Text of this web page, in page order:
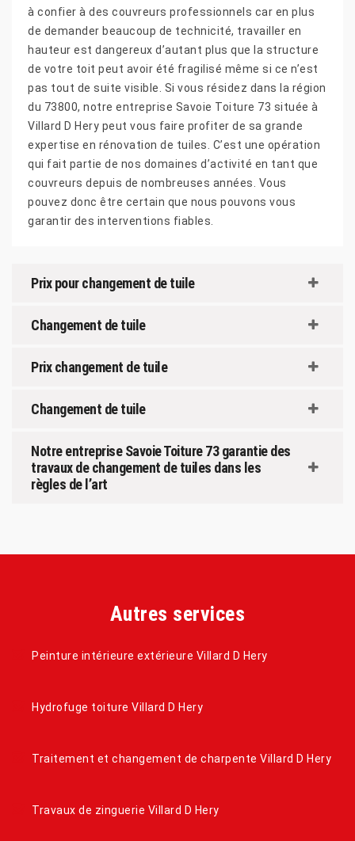
à confier à des couvreurs professionnels car en plus
de demander beaucoup de technicité, travailler en
hauteur est dangereux d’autant plus que la structure
de votre toit peut avoir été fragilisé même si ce n’est
pas tout de suite visible. Si vous résidez dans la région
du 73800, notre entreprise Savoie Toiture 73 située à
Villard D Hery peut vous faire profiter de sa grande
expertise en rénovation de tuiles. C’est une opération
qui fait partie de nos domaines d’activité en tant que
couvreurs depuis de nombreuses années. Vous
pouvez donc être certain que nous pouvons vous
garantir des interventions fiables.
Prix pour changement de tuile
Changement de tuile
Prix changement de tuile
Changement de tuile
Notre entreprise Savoie Toiture 73 garantie des
travaux de changement de tuiles dans les
règles de l’art
Autres services
Peinture intérieure extérieure Villard D Hery
Hydrofuge toiture Villard D Hery
Traitement et changement de charpente Villard D Hery
Travaux de zinguerie Villard D Hery